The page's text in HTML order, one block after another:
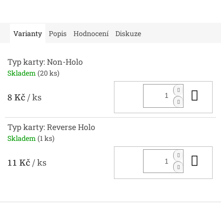
Varianty Popis Hodnocení Diskuze
Typ karty: Non-Holo
Skladem (20 ks)
8 Kč / ks
Typ karty: Reverse Holo
Skladem (1 ks)
11 Kč/ ks
Z